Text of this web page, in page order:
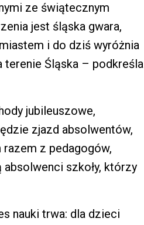
ze świątecznym
jest śląska gwara,
i do dziś wyróżnia
terenie Śląska – podkreśla
jubileuszowe,
zjazd absolwentów,
z pedagogów,
szkoły, którzy
nauki trwa: dla dzieci